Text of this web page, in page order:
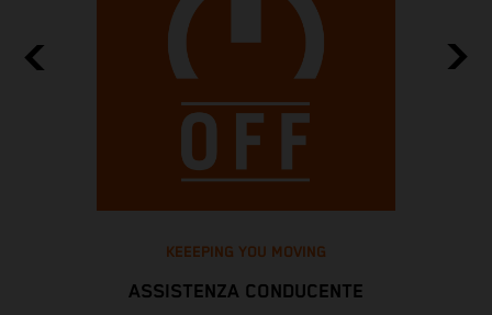
KEEEPING YOU MOVING
ASSISTENZA CONDUCENTE